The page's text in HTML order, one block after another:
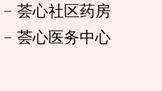
荟心社区药房
荟心医务中心